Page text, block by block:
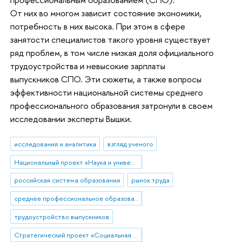
От них во многом зависит состояние экономики,
потребность в них высока. При этом в сфере
занятости специалистов такого уровня существует
ряд проблем, в том числе низкая доля официального
трудоустройства и невысокие зарплаты
выпускников СПО. Эти сюжеты, а также вопросы
эффективности национальной системы среднего
профессионального образования затронули в своем
исследовании эксперты Вышки.
исследования и аналитика
взгляд ученого
российская система образования
рынок труда
среднее профессиональное образование
трудоустройство выпускников